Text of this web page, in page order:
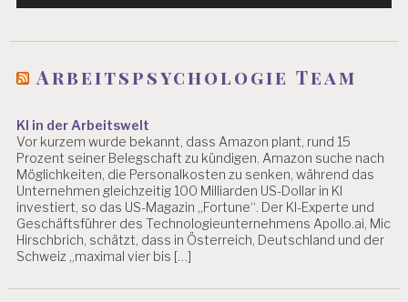
C
IS
E
R
B
E
L
A
S
T
U
Arbeitspsychologie Team
KI in der Arbeitswelt
Vor kurzem wurde bekannt, dass Amazon plant, rund 15
Prozent seiner Belegschaft zu kündigen. Amazon suche nach
Möglichkeiten, die Personalkosten zu senken, während das
Unternehmen gleichzeitig 100 Milliarden US-Dollar in KI
investiert, so das US-Magazin „Fortune“. Der KI-Experte und
Geschäftsführer des Technologieunternehmens Apollo.ai, Mic
Hirschbrich, schätzt, dass in Österreich, Deutschland und der
Schweiz „maximal vier bis […]